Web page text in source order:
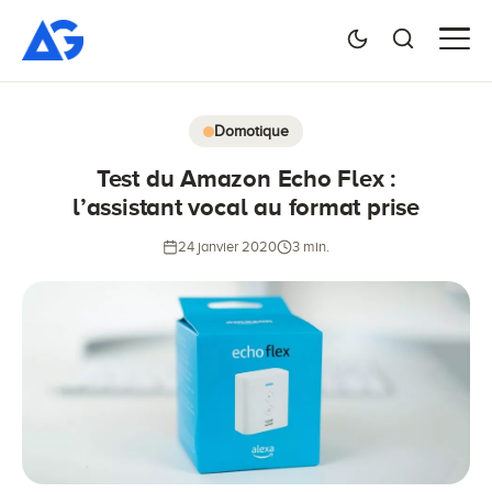
Domotique
Test du Amazon Echo Flex :
l’assistant vocal au format prise
24 janvier 2020 3 min.